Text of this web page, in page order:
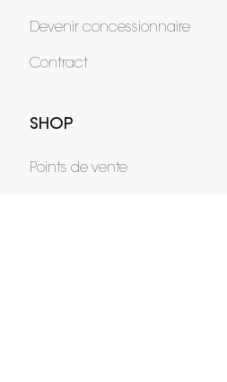
Devenir concessionnaire
Contract
SHOP
Points de vente